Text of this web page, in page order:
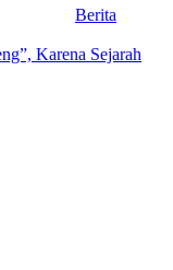
Berita
Karena Sejarah